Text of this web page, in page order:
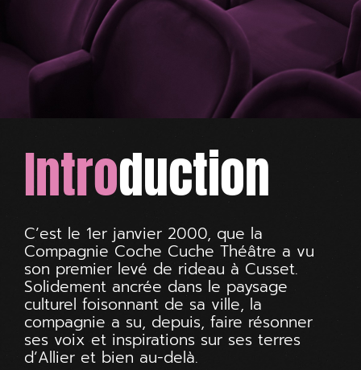
Introduction
C’est le 1er janvier 2000, que la
Compagnie Coche Cuche Théâtre a vu
son premier levé de rideau à Cusset.
Solidement ancrée dans le paysage
culturel foisonnant de sa ville, la
compagnie a su, depuis, faire résonner
ses voix et inspirations sur ses terres
d’Allier et bien au-delà.